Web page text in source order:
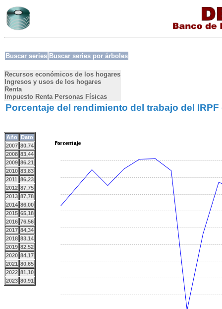
Buscar series Buscar series por árboles
Recursos económicos de los hogares
Ingresos y usos de los hogares
Renta
Impuesto Renta Personas Físicas
Porcentaje del rendimiento del trabajo del
Año
Dato
2007 80,74
2008 83,44
2009 86,21
2010 83,83
2011 86,23
2012 87,75
2013 87,78
2014 86,00
2015 65,18
2016 76,56
2017 84,34
2018 83,14
2019 82,52
2020 84,17
2021 80,65
2022 81,10
2023 80,91